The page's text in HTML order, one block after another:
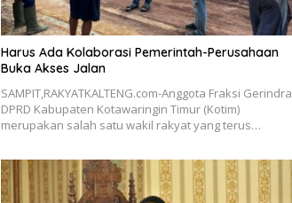
Harus Ada Kolaborasi Pemerintah-Perusahaan
Buka Akses Jalan
SAMPIT,RAKYATKALTENG.com-Anggota Fraksi Gerindra
DPRD Kabupaten Kotawaringin Timur (Kotim)
merupakan salah satu wakil rakyat yang terus…